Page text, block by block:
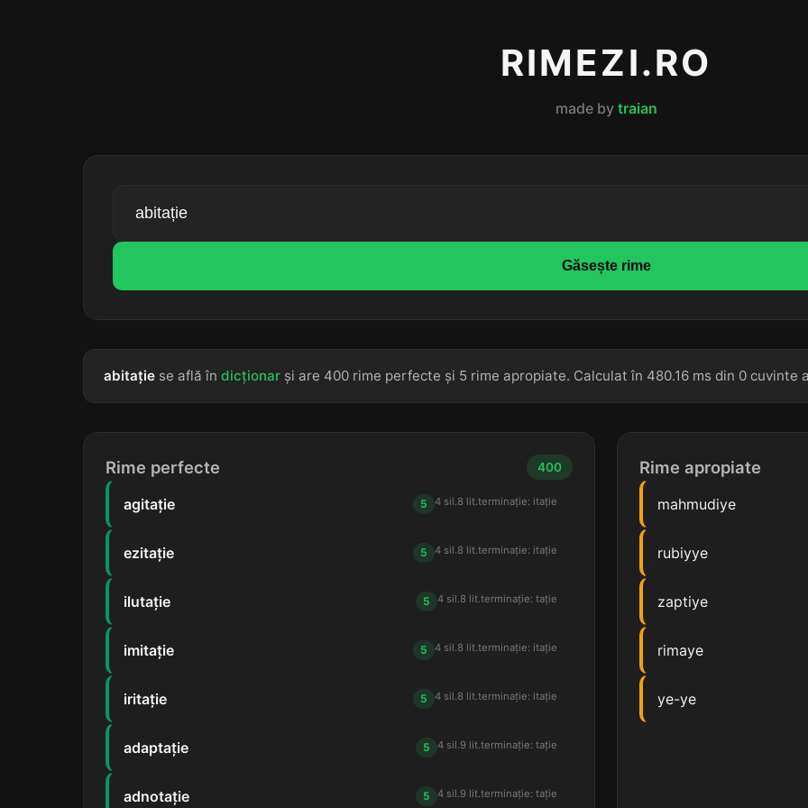
RIMEZI.RO
made by traian
Găsește rime
abitație se află în dicționar și are 400 rime perfecte și 5 rime apropiate. Calculat în 480.16 ms din 0 cuvinte
Rime perfecte 400
agitație 5 4 sil.8 lit.terminație: itație
ezitație 5 4 sil.8 lit.terminație: itație
ilutație 5 4 sil.8 lit.terminație: tație
imitație 5 4 sil.8 lit.terminație: itație
iritație 5 4 sil.8 lit.terminație: itație
adaptație 5 4 sil.9 lit.terminație: tație
adnotație 5 4 sil.9 lit.terminație: tație
Rime apropiate
mahmudiye
rubiyye
zaptiye
rimaye
ye-ye